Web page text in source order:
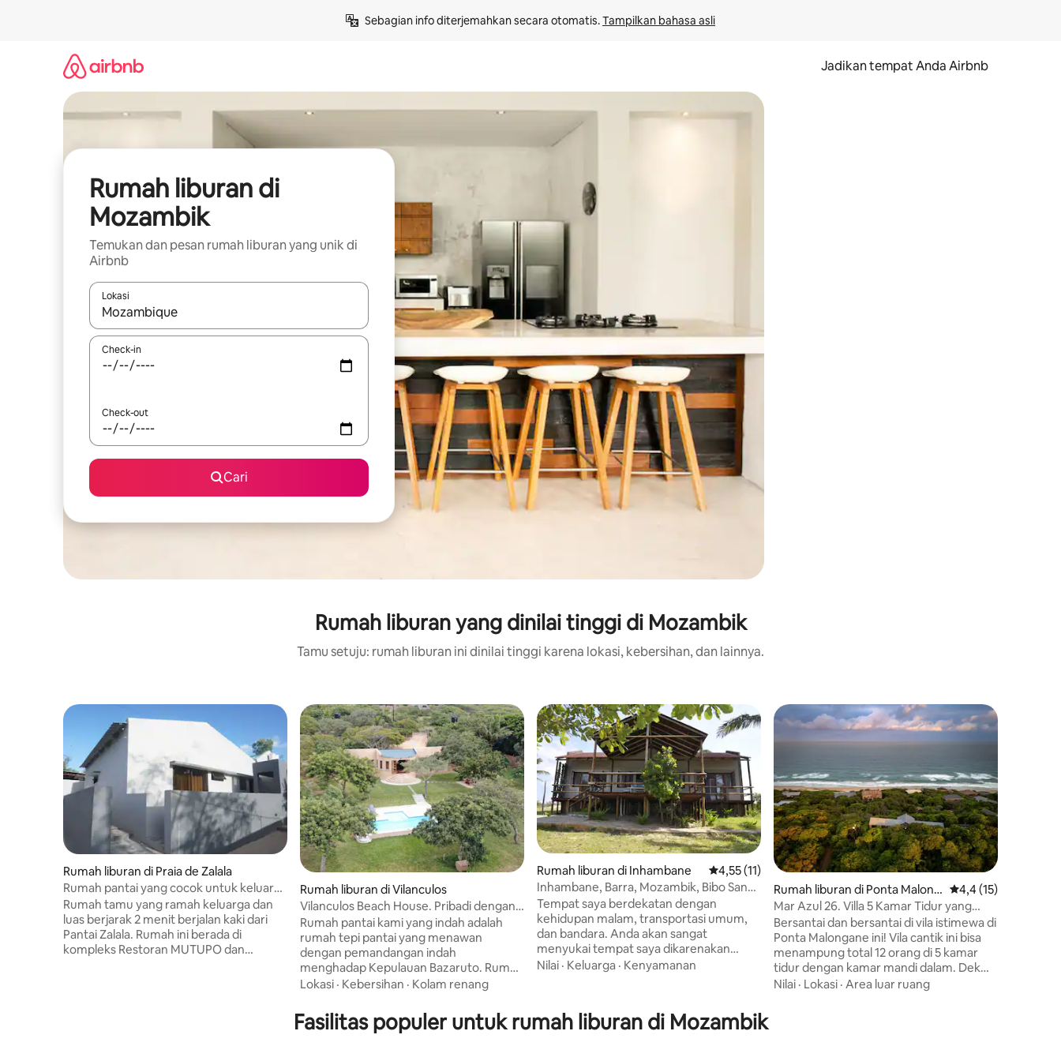
Sebagian info diterjemahkan secara otomatis. Tampilkan bahasa asli
Jadikan tempat Anda Airbnb
Rumah liburan di
Mozambik
Temukan dan pesan rumah liburan yang unik di
Airbnb
Lokasi
Jika hasil yang dicari tersedia, telusuri dengan tombol panah ke atas dan ke bawah atau jelajahi dengan sentuhan atau gerakan menggeser.
Check-in
Check-out
Cari
Rumah liburan yang dinilai tinggi di Mozambik
Tamu setuju: rumah liburan ini dinilai tinggi karena lokasi, kebersihan, dan lainnya.
Rumah liburan di Praia de Zalala
Rumah pantai yang cocok untuk keluarga
di Praia de Zalala
Rumah tamu yang ramah keluarga dan
luas berjarak 2 menit berjalan kaki dari
Pantai Zalala. Rumah ini berada di
kompleks Restoran MUTUPO dan
Rumah liburan di Vilanculos
Vilanculos Beach House. Pribadi dengan
kolam renang
Rumah pantai kami yang indah adalah
rumah tepi pantai yang menawan
dengan pemandangan indah
menghadap Kepulauan Bazaruto. Rumah
ini adalah katering mandiri, tidur hingga 6
kamar mandi. Tempat ini memiliki dapur
lengkap dengan pulau makan besar dan
Lokasi · Kebersihan · Kolam renang
Rumah liburan di Inhambane Nilai rata-rata 4,55 dari 5, 11 ulasan
4,55 (11)
Inhambane, Barra, Mozambik, Bibo Sands
3
Tempat saya berdekatan dengan
kehidupan malam, transportasi umum,
dan bandara. Anda akan sangat
menyukai tempat saya dikarenakan
lokasinya, pemandangannya, dan
besar dan teman berbulu (hewan
Nilai · Keluarga · Kenyamanan
Rumah liburan di Ponta Malong
ane
Nilai rata-rata 4,4
4,4 (15)
Mar Azul 26. Villa 5 Kamar Tidur yang
Menyenangkan di Malongane
Bersantai dan bersantai di vila istimewa di
Ponta Malongane ini! Vila cantik ini bisa
menampung total 12 orang di 5 kamar
tidur dengan kamar mandi dalam. Dek
yang menghibur memiliki kolam renang
Nilai · Lokasi · Area luar ruang
Fasilitas populer untuk rumah liburan di Mozambik